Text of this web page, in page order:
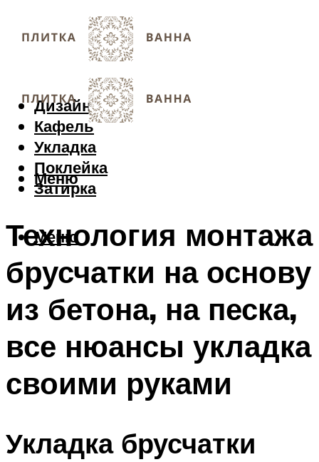
Дизайн
Кафель
Укладка
Поклейка
Затирка
Меню
Меню
Технология монтажа
брусчатки на основу
из бетона, на песка,
все нюансы укладка
своими руками
Укладка брусчатки